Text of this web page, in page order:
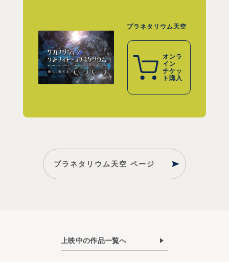
プラネタリウム天空
オンラ
イン
チケッ
ト購入
プラネタリウム天空 ページ
上映中の作品一覧へ